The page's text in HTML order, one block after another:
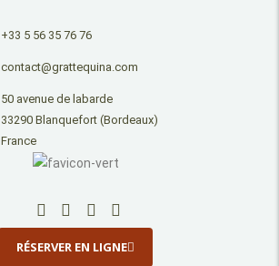
+33 5 56 35 76 76
contact@grattequina.com
50 avenue de labarde
33290 Blanquefort (Bordeaux)
France
RÉSERVER EN LIGNE